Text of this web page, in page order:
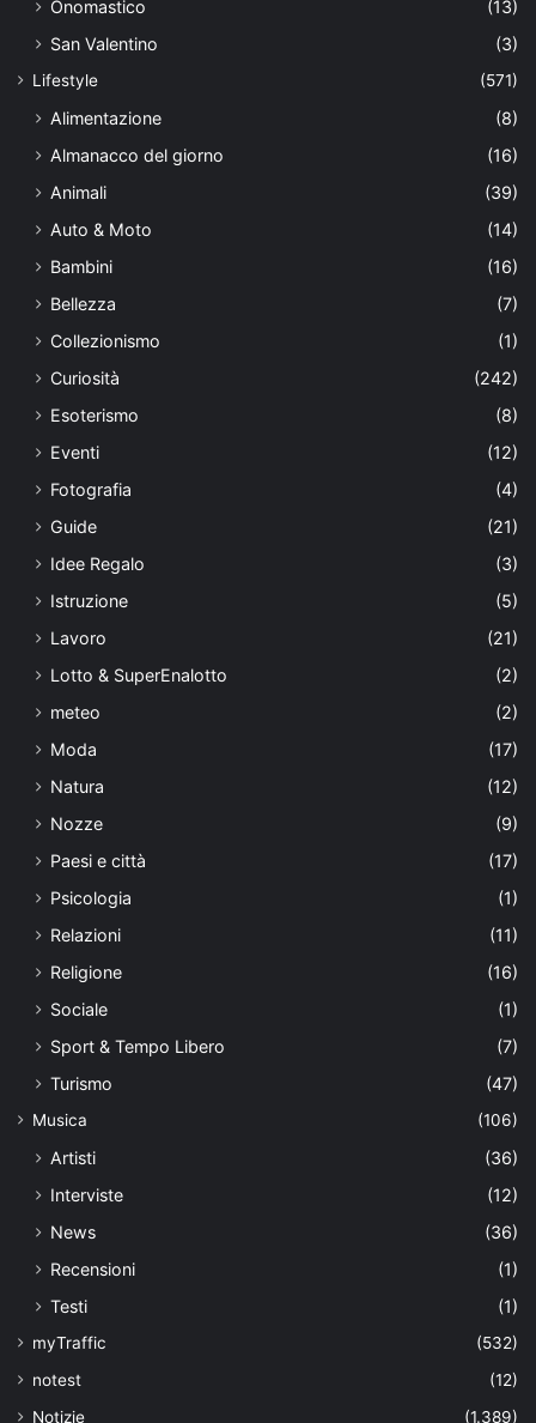
Onomastico
(13)
San Valentino
(3)
Lifestyle (571)
Alimentazione
(8)
Almanacco del giorno
(16)
Animali
(39)
Auto & Moto
(14)
Bambini
(16)
Bellezza
(7)
Collezionismo
(1)
Curiosità
(242)
Esoterismo
(8)
Eventi
(12)
Fotografia
(4)
Guide
(21)
Idee Regalo
(3)
Istruzione
(5)
Lavoro
(21)
Lotto & SuperEnalotto
(2)
meteo
(2)
Moda
(17)
Natura
(12)
Nozze
(9)
Paesi e città
(17)
Psicologia
(1)
Relazioni
(11)
Religione
(16)
Sociale
(1)
Sport & Tempo Libero
(7)
Turismo
(47)
Musica (106)
Artisti
(36)
Interviste
(12)
News
(36)
Recensioni
(1)
Testi
(1)
myTraffic
(532)
notest
(12)
Notizie
(1.389)